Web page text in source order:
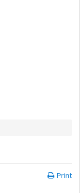
Print